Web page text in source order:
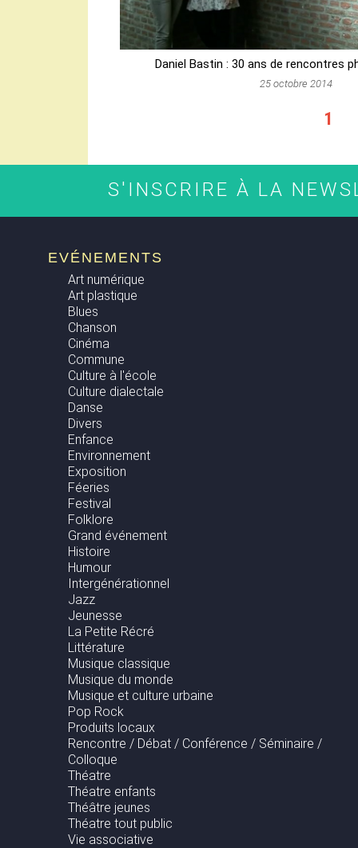
Daniel Bastin : 30 ans de rencontres
25 octobre 2014
1
S'INSCRIRE À LA
EVÉNEMENTS
Art numérique
Art plastique
Blues
Chanson
Cinéma
Commune
Culture à l'école
Culture dialectale
Danse
Divers
Enfance
Environnement
Exposition
Féeries
Festival
Folklore
Grand événement
Histoire
Humour
Intergénérationnel
Jazz
Jeunesse
La Petite Récré
Littérature
Musique classique
Musique du monde
Musique et culture urbaine
Pop Rock
Produits locaux
Rencontre / Débat / Conférence / Séminaire /
Colloque
Théatre
Théatre enfants
Théâtre jeunes
Théatre tout public
Vie associative